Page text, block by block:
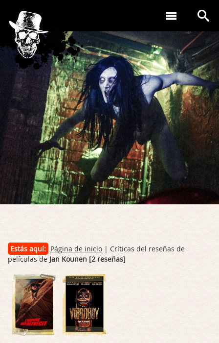
Estás aquí: Página de inicio | Críticas del reseñas de
películas de Jan Kounen [2 reseñas]